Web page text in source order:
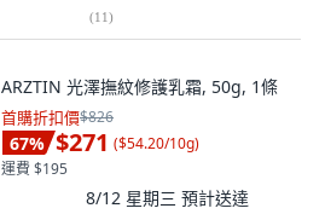
(11)
ARZTIN 光澤撫紋修護乳霜, 50g, 1條
首購折扣價$826
67% $271 ($54.20/10g)
運費 $195
8/12 星期三 預計送達